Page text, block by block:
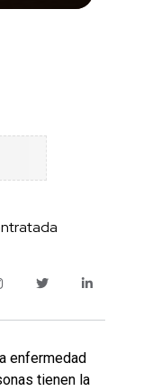
enfermedad
tienen la